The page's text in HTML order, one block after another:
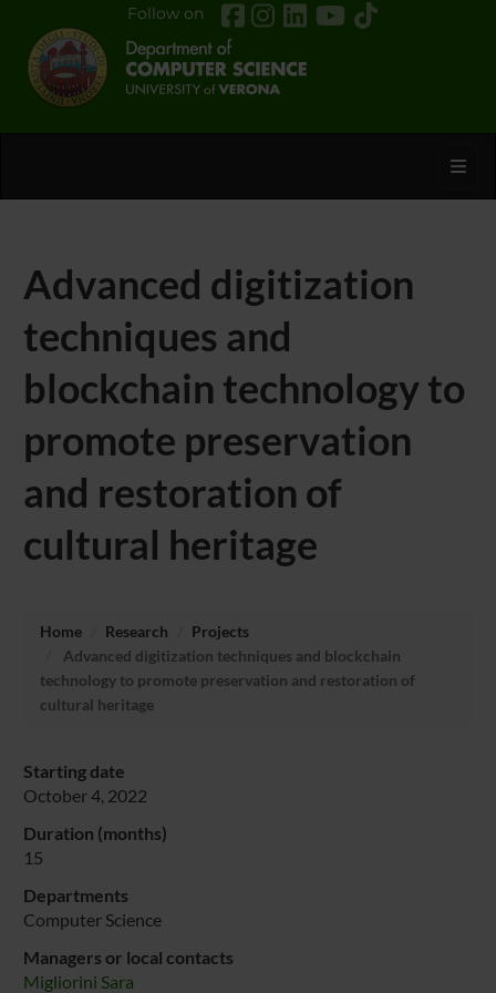
Follow on
Advanced digitization
techniques and
blockchain technology to
promote preservation
and restoration of
cultural heritage
Home Research
Projects
Advanced digitization techniques and blockchain
technology to promote preservation and restoration of
cultural heritage
Starting date
October 4, 2022
Duration (months)
15
Departments
Computer Science
Managers or local contacts
Migliorini Sara